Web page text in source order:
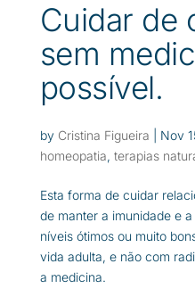
Cuidar de
sem
possível.
by Cristina Figueira Nov
homeopatia, terapias
Esta forma de cuidar
de manter a imunidade e
níveis ótimos ou muito
vida adulta, e não com
a medicina.